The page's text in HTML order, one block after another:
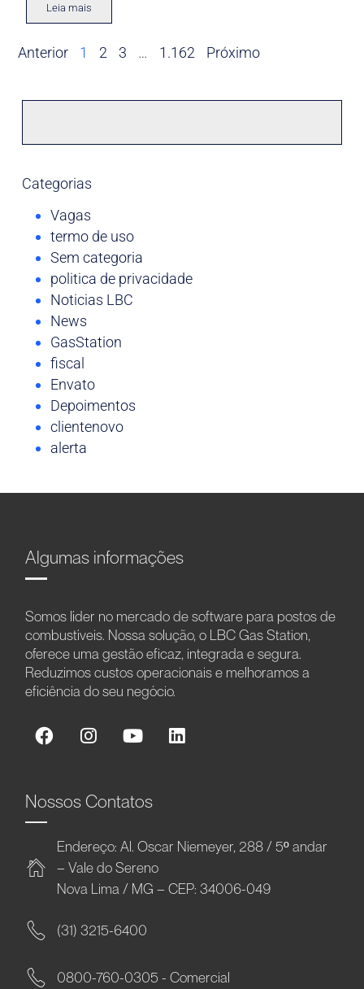
Leia mais
Anterior 1 2 3 … 1.162 Próximo
Categorias
Vagas
termo de uso
Sem categoria
politica de privacidade
Noticias LBC
News
GasStation
fiscal
Envato
Depoimentos
clientenovo
alerta
Algumas informações
Somos líder no mercado de software para postos de
combustíveis. Nossa solução, o LBC Gas Station,
oferece uma gestão eficaz, integrada e segura.
Reduzimos custos operacionais e melhoramos a
eficiência do seu negócio.
Nossos Contatos
Endereço: Al. Oscar Niemeyer, 288 / 5º andar
– Vale do Sereno
Nova Lima / MG – CEP: 34006-049
(31) 3215-6400
0800-760-0305 - Comercial